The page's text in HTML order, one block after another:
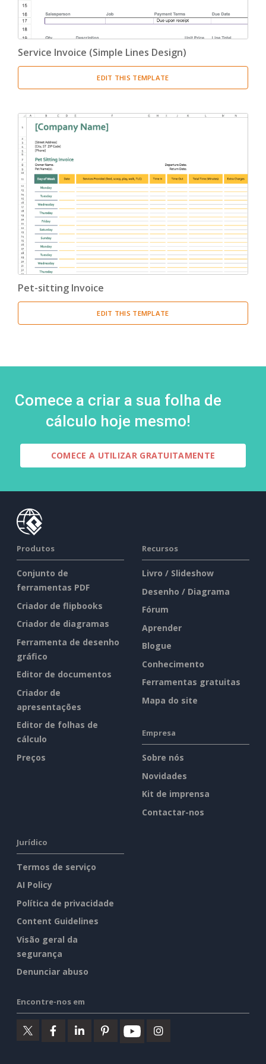
Service Invoice (Simple Lines Design)
EDIT THIS TEMPLATE
Pet-sitting Invoice
EDIT THIS TEMPLATE
Comece a criar a sua folha de
cálculo hoje mesmo!
COMECE A UTILIZAR GRATUITAMENTE
Produtos
Conjunto de
ferramentas PDF
Criador de flipbooks
Criador de diagramas
Ferramenta de desenho
gráfico
Editor de documentos
Criador de
apresentações
Editor de folhas de
cálculo
Preços
Recursos
Livro / Slideshow
Desenho / Diagrama
Fórum
Aprender
Blogue
Conhecimento
Ferramentas gratuitas
Mapa do site
Empresa
Sobre nós
Novidades
Kit de imprensa
Contactar-nos
Jurídico
Termos de serviço
AI Policy
Política de privacidade
Content Guidelines
Visão geral da
segurança
Denunciar abuso
Encontre-nos em